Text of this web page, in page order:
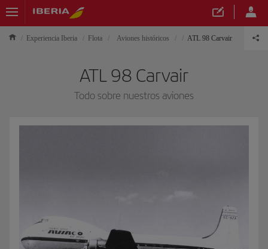
Experiencia Iberia Flota Aviones históricos ATL 98 Carvair
ATL 98 Carvair
Todo sobre nuestros aviones